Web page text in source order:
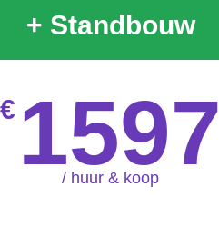
+ Standbouw
€ 1597
/ huur & koop